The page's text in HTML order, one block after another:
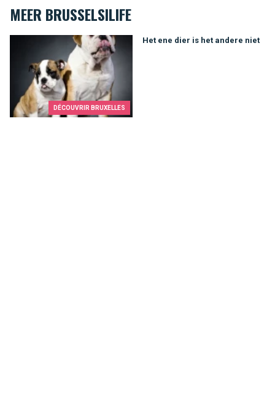
MEER BRUSSELSILIFE
DÉCOUVRIR BRUXELLES
Het ene dier is het andere niet
Het ene dier is het andere niet